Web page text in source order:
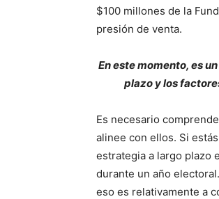
$100 millones de la
presión de venta.
En este momento, es
plazo y los
Es necesario
alinee con ellos. Si
estrategia a largo plazo
durante un año
eso es relativamente a